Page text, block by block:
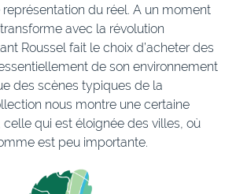
du réel. A un moment
avec la révolution
Roussel fait le choix d’acheter des
de son environnement
des scènes typiques de la
nous montre une certaine
celle qui est éloignée des villes, où
est peu importante.